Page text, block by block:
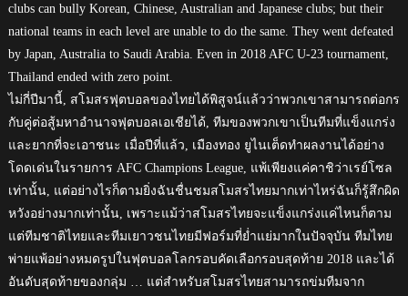
clubs can bully Korean, Chinese, Australian and Japanese clubs; but their
national teams in each level are unable to do the same. They went defeated
by Japan, Australia to Saudi Arabia. Even in 2018 AFC U-23 tournament,
Thailand ended with zero point.
ไม่กี่ปีมานี้, สโมสรฟุตบอลของไทยได้พิสูจน์แล้วว่าพวกเขาสามารถต่อกร
กับคู่ต่อสู้มหาอำนาจฟุตบอลเอเชียได้, ทีมของพวกเขาเป็นทีมที่แข็งแกร่ง
และยากที่จะเอาชนะ เมื่อปีที่แล้ว, เมืองทอง ยูไนเต็ดทำผลงานได้อย่าง
โดดเด่นในรายการ AFC Champions League, แพ้เพียงแค่คาชิว่าเรย์โซล
เท่านั้น, แต่อย่างไรก็ตามยิ่งฉันชื่นชมสโมสรไทยมากเท่าไหร่ฉันก็รู้สึกผิด
หวังอย่างมากเท่านั้น, เพราะแม้ว่าสโมสรไทยจะแข็งแกร่งแค่ไหนก็ตาม
แต่ทีมชาติไทยและทีมเยาวชนไทยมีฟอร์มที่ย่ำแย่มากในปัจจุบัน ทีมไทย
พ่ายแพ้อย่างหมดรูปในฟุตบอลโลกรอบคัดเลือกรอบสุดท้าย 2018 และได้
อันดับสุดท้ายของกลุ่ม … แต่สำหรับสโมสรไทยสามารถข่มทีมจาก